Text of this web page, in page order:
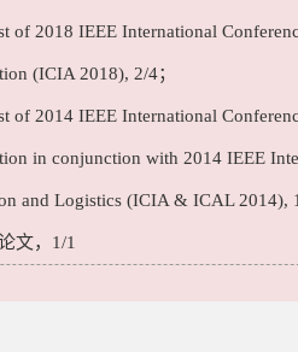
of 2018 IEEE International
(ICIA 2018), 2/4；
of 2014 IEEE International
in conjunction with 2014 IEEE
and Logistics (ICIA & ICAL 2014),
文，1/1